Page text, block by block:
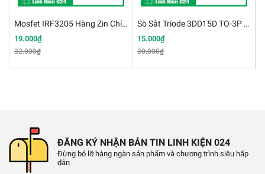
Mosfet IRF3205 Hàng Zin Chính Hãng
19.000₫
32.000₫
Sò Sắt Triode 3DD15D TO-3P Biến Tần Công Suất Cao
15.000₫
30.000₫
ĐĂNG KÝ NHẬN BẢN TIN LINH KIỆN 024
Đừng bỏ lỡ hàng ngàn sản phẩm và chương trình siêu hấp
dẫn